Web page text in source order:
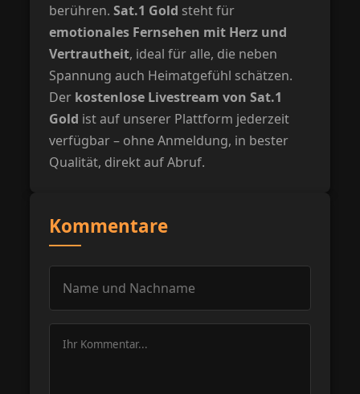
berühren.Sat.1 Gold steht für
emotionales Fernsehen mit Herz und
Vertrautheit, ideal für alle, die neben
Spannung auch Heimatgefühl schätzen.
Der kostenlose Livestream von Sat.1
Gold ist auf unserer Plattform jederzeit
verfügbar – ohne Anmeldung, in bester
Qualität, direkt auf Abruf.
Kommentare